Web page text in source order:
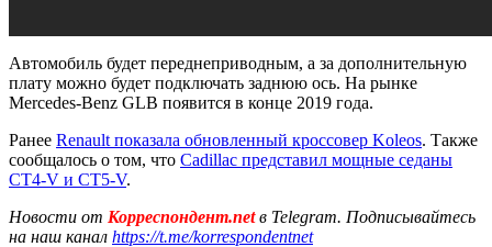
Автомобиль будет переднеприводным, а за дополнительную
плату можно будет подключать заднюю ось. На рынке
Mercedes-Benz GLB появится в конце 2019 года.
Ранее Renault показала обновленный кроссовер Koleos. Также
сообщалось о том, что Cadillac представил мощные седаны
CT4-V и CT5-V.
Новости от Корреспондент.netв Telegram. Подписывайтесь
на наш канал https://t.me/korrespondentnet